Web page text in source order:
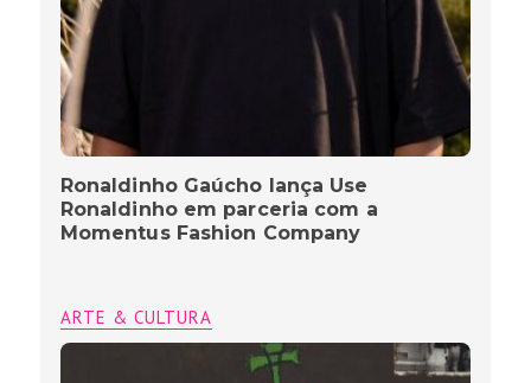
Ronaldinho Gaúcho lança Use
Ronaldinho em parceria com a
Momentus Fashion Company
ARTE & CULTURA